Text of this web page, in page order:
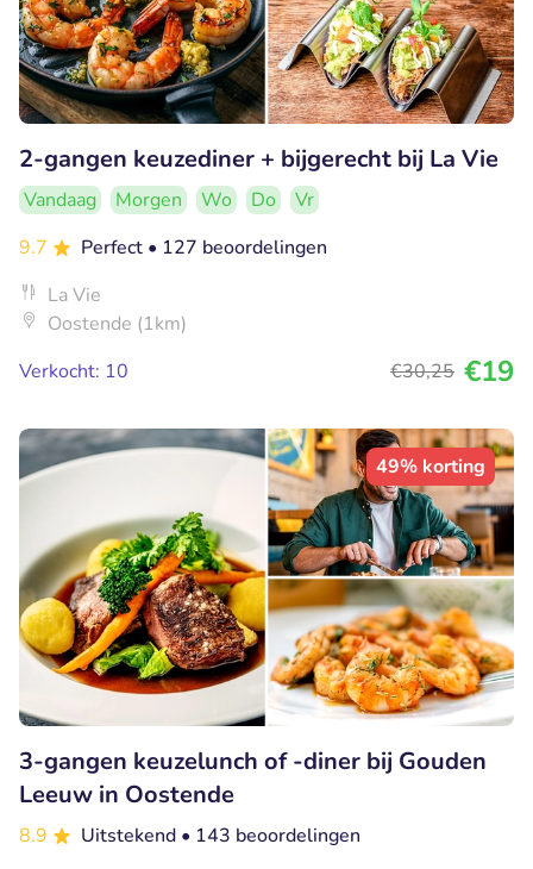
2-gangen keuzediner + bijgerecht bij La Vie
Vandaag Morgen Wo Do
Vr
9.7
Perfect • 127 beoordelingen
La Vie
Oostende (1km)
Verkocht: 10
€30,25 €19
49% korting
3-gangen keuzelunch of -diner bij Gouden
Leeuw in Oostende
8.9 Uitstekend • 143 beoordelingen